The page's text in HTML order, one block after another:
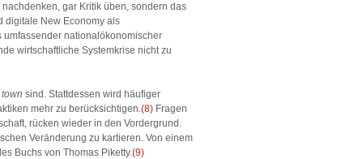
gar Kritik üben, sondern das
digitale New Economy als
nationalökonomischer
wirtschaftliche Systemkrise nicht zu
sind. Stattdessen wird häufiger
mehr zu berücksichtigen.(8) Fragen
rücken wieder in den Vordergrund.
Veränderung zu kartieren. Von einem
Buchs von Thomas Piketty.(9)